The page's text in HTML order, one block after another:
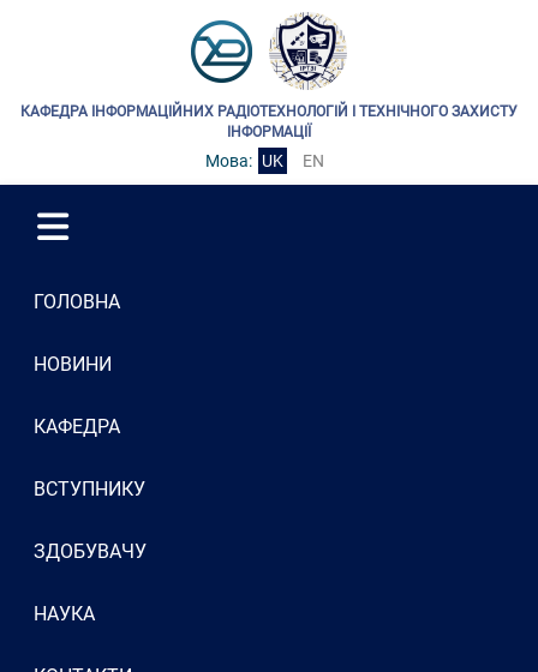
КАФЕДРА ІНФОРМАЦІЙНИХ РАДІОТЕХНОЛОГІЙ І ТЕХНІЧНОГО ЗАХИСТУ
ІНФОРМАЦІЇ
Мова: UK EN
ГОЛОВНА
НОВИНИ
КАФЕДРА
ВСТУПНИКУ
ЗДОБУВАЧУ
НАУКА